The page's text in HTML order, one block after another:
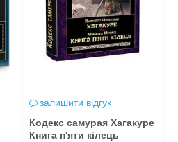
залишити відгук
Кодекс самурая Хагакуре
Книга п'яти кілець